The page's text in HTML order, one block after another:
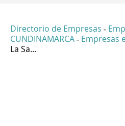
Directorio de Empresas -
CUNDINAMARCA - Empresas
La Sa...